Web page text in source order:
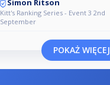
Simon Ritson
Kitt's Ranking Series - Event 3 2nd
September
POKAŻ WIĘCEJ